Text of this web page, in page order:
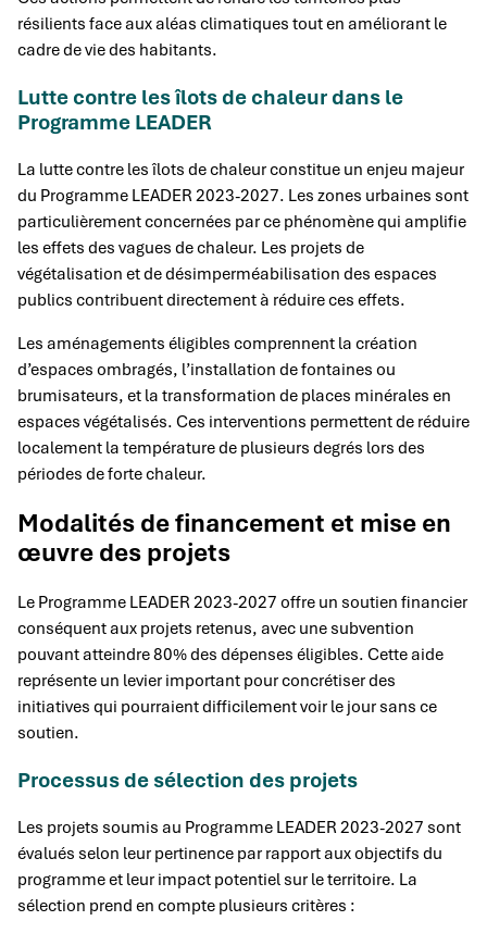
résilients face aux aléas climatiques tout en améliorant le
cadre de vie des habitants.
Lutte contre les îlots de chaleur dans le
Programme LEADER
La lutte contre les îlots de chaleur constitue un enjeu majeur
du Programme LEADER 2023-2027. Les zones urbaines sont
particulièrement concernées par ce phénomène qui amplifie
les effets des vagues de chaleur. Les projets de
végétalisation et de désimperméabilisation des espaces
publics contribuent directement à réduire ces effets.
Les aménagements éligibles comprennent la création
d’espaces ombragés, l’installation de fontaines ou
brumisateurs, et la transformation de places minérales en
espaces végétalisés. Ces interventions permettent de réduire
localement la température de plusieurs degrés lors des
périodes de forte chaleur.
Modalités de financement et mise en
œuvre des projets
Le Programme LEADER 2023-2027 offre un soutien financier
conséquent aux projets retenus, avec une subvention
pouvant atteindre 80% des dépenses éligibles. Cette aide
représente un levier important pour concrétiser des
initiatives qui pourraient difficilement voir le jour sans ce
soutien.
Processus de sélection des projets
Les projets soumis au Programme LEADER 2023-2027 sont
évalués selon leur pertinence par rapport aux objectifs du
programme et leur impact potentiel sur le territoire. La
sélection prend en compte plusieurs critères :